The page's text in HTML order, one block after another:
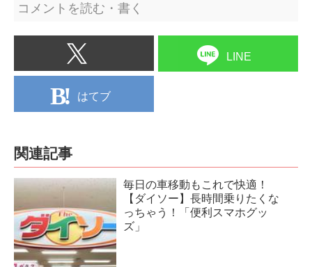
コメントを読む・書く
LINE
はてブ
関連記事
毎日の車移動もこれで快適！
【ダイソー】長時間乗りたくな
っちゃう！「便利スマホグッ
ズ」